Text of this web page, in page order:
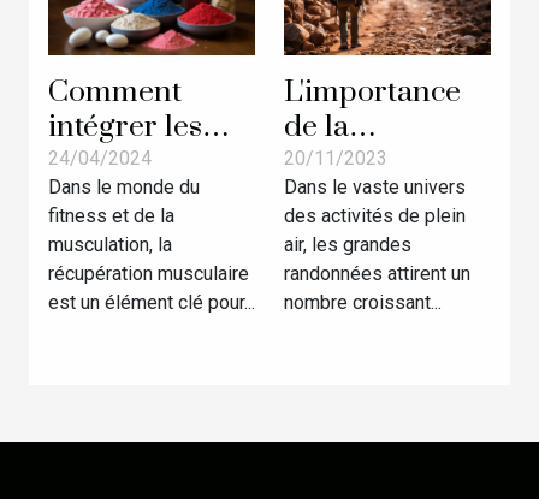
Comment
intégrer les
BCAA dans un
régime
alimentaire
pour
maximiser la
l'entraînement
24/04/2024
Dans le monde du
fitness et de la
musculation, la
récupération musculaire
est un élément clé pour...
L'importance
de la
préparation
physique pour
les grandes
randonnées
20/11/2023
Dans le vaste univers
des activités de plein
air, les grandes
randonnées attirent un
nombre croissant...